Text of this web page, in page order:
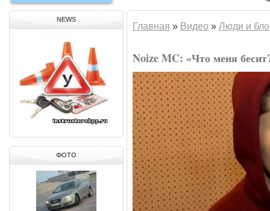
NEWS
ФОТО
Главная » Видео » Люди и
Noize MC: «Что меня